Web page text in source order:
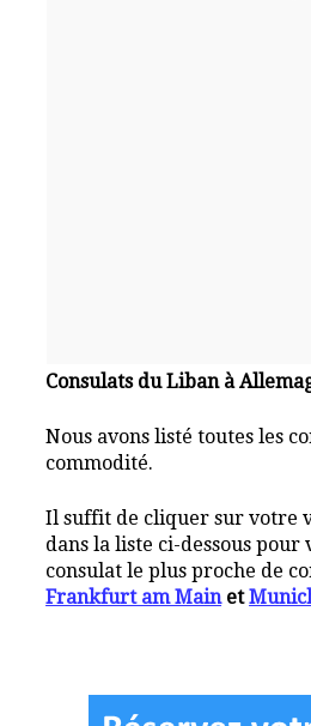
Consulats du Liban à
Nous avons listé toutes les
commodité.
Il suffit de cliquer sur votre
dans la liste ci-dessous pour
consulat le plus proche de
Frankfurt am Mainet